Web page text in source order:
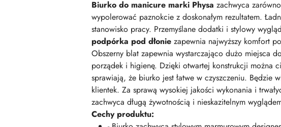
Biurko do manicure marki Physa zachwyca
wypolerować paznokcie z doskonałym rezultatem.
stanowisko pracy. Przemyślane dodatki i stylowy
podpórka pod dłonie zapewnia najwyższy komfort
Obszerny blat zapewnia wystarczająco dużo miejsca
porządek i higienę. Dzięki otwartej konstrukcji można
sprawiają, że biurko jest łatwe w czyszczeniu.
klientek. Za sprawą wysokiej jakości wykonania i
zachwyca długą żywotnością i nieskazitelnym
Cechy produktu: